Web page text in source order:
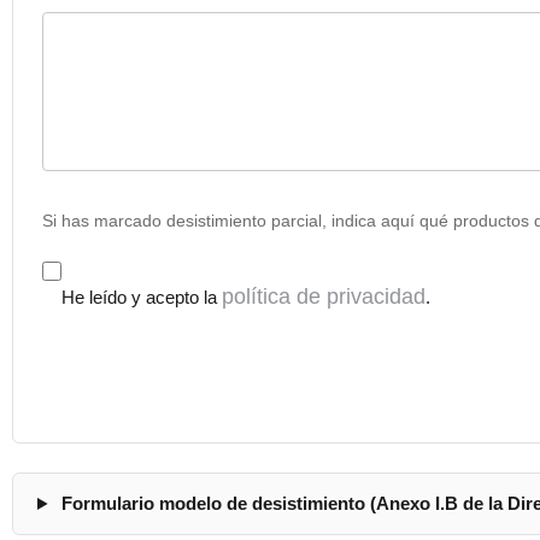
Si has marcado desistimiento parcial, indica aquí qué productos
He leído y acepto la política de privacidad.
Formulario modelo de desistimiento (Anexo I.B de la